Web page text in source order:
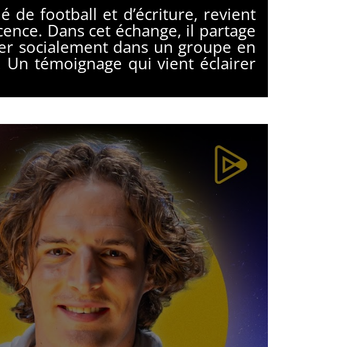
de football et d’écriture, revient
Dans cet échange, il partage
socialement dans un groupe en
Un témoignage qui vient éclairer